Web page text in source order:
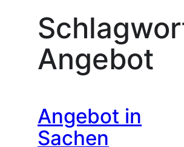
Angebot
Angebot in
Sachen